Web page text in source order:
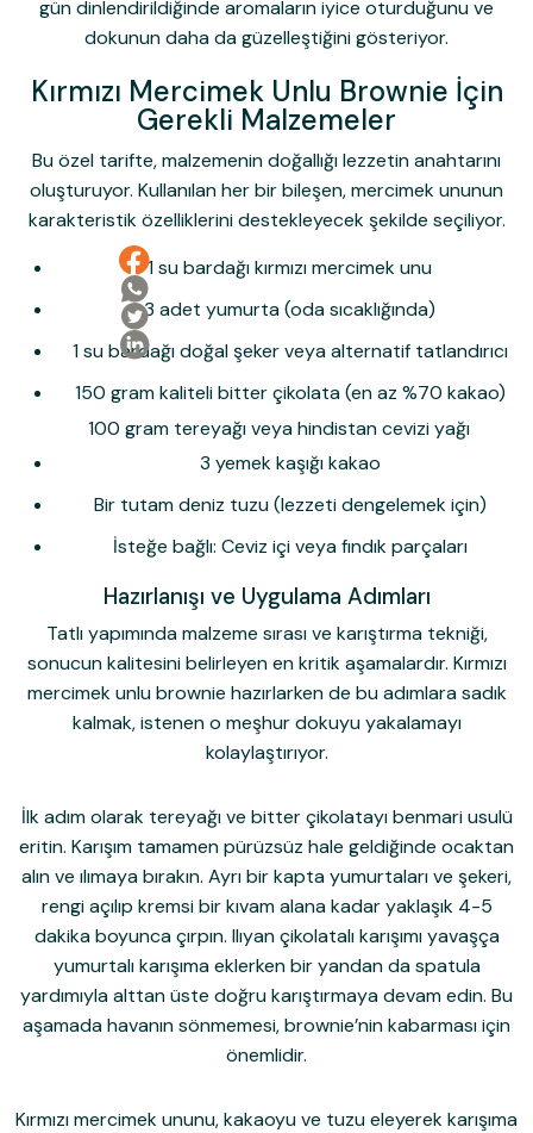
gün dinlendirildiğinde aromaların iyice oturduğunu ve
dokunun daha da güzelleştiğini gösteriyor.
Kırmızı Mercimek Unlu Brownie İçin
Gerekli Malzemeler
Bu özel tarifte, malzemenin doğallığı lezzetin anahtarını
oluşturuyor. Kullanılan her bir bileşen, mercimek ununun
karakteristik özelliklerini destekleyecek şekilde seçiliyor.
1 su bardağı kırmızı mercimek unu
3 adet yumurta (oda sıcaklığında)
1 su bardağı doğal şeker veya alternatif tatlandırıcı
150 gram kaliteli bitter çikolata (en az %70 kakao)
100 gram tereyağı veya hindistan cevizi yağı
3 yemek kaşığı kakao
Bir tutam deniz tuzu (lezzeti dengelemek için)
İsteğe bağlı: Ceviz içi veya fındık parçaları
Hazırlanışı ve Uygulama Adımları
Tatlı yapımında malzeme sırası ve karıştırma tekniği,
sonucun kalitesini belirleyen en kritik aşamalardır. Kırmızı
mercimek unlu brownie hazırlarken de bu adımlara sadık
kalmak, istenen o meşhur dokuyu yakalamayı
kolaylaştırıyor.
İlk adım olarak tereyağı ve bitter çikolatayı benmari usulü
eritin. Karışım tamamen pürüzsüz hale geldiğinde ocaktan
alın ve ılımaya bırakın. Ayrı bir kapta yumurtaları ve şekeri,
rengi açılıp kremsi bir kıvam alana kadar yaklaşık 4-5
dakika boyunca çırpın. Ilıyan çikolatalı karışımı yavaşça
yumurtalı karışıma eklerken bir yandan da spatula
yardımıyla alttan üste doğru karıştırmaya devam edin. Bu
aşamada havanın sönmemesi, brownie’nin kabarması için
önemlidir.
Kırmızı mercimek ununu, kakaoyu ve tuzu eleyerek karışıma
Ailemize Katıl!
Ailemize Üye Olarak İlk Siparişine Özel %10
İndirim Kazanma Şansı Yakala!
edersiniz ve Gizlilik Politikamızı okuduğunuzu ve kabul ettiğinizi onaylarsınız.